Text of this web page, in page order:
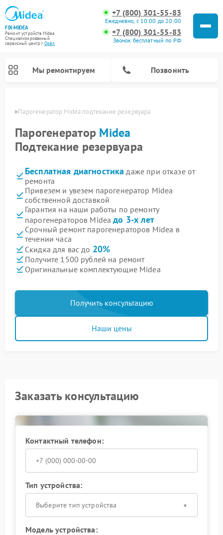
FIX-MIDEA
Ремонт устройств Midea
Специализированный
cервисный центр г.Орёл
+7 (800) 301-55-83
Ежедневно, с 10:00 до 20:00
+7 (800) 301-55-83
Звонок бесплатный по РФ
Мы ремонтируем Позвонить
Парогенератор Midea подтекание резервуара
Парогенератор Midea
Подтекание резервуара
Бесплатная диагностика даже при отказе от
ремонта
Привезем и увезем парогенератор Midea
собственной доставкой
Гарантия на наши работы по ремонту
парогенераторов Mideaдо 3-х лет
Срочный ремонт парогенераторов Midea в
течении часа
Скидка для вас до 20%
Получите 1500 рублей на ремонт
Оригинальные комплектующие Midea
Получить консультацию
Наши цены
Заказать консультацию
Контактный телефон:
Тип устройства:
Выберите тип устройства
Модель устройства: